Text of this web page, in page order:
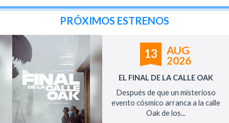
PRÓXIMOS ESTRENOS
13
AUG
2026
EL FINAL DE LA CALLE OAK
Después de que un misterioso
evento cósmico arranca a la calle
Oak de los...